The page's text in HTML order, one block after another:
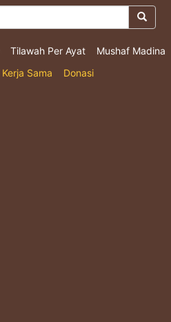
Tilawah Per Ayat
Mushaf Madina
Kerja Sama Donasi